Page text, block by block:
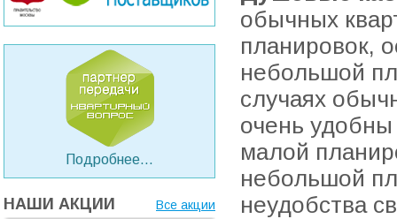
Подробнее...
НАШИ АКЦИИ Все акции
обычных
планировок,
небольшой
случаях
очень
малой
небольшой
неудобства